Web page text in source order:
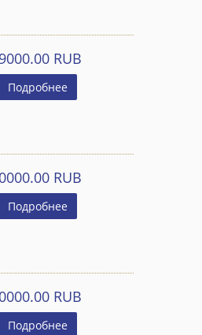
RUB
Подробнее
RUB
Подробнее
RUB
Подробнее